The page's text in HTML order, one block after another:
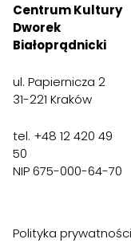
Centrum Kultury
Dworek
Białoprądnicki
ul. Papiernicza 2
31-221 Kraków
tel. +48 12 420 49
50
NIP 675-000-64-70
Polityka prywatności